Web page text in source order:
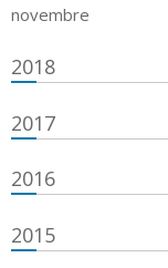
novembre
2018
2017
2016
2015